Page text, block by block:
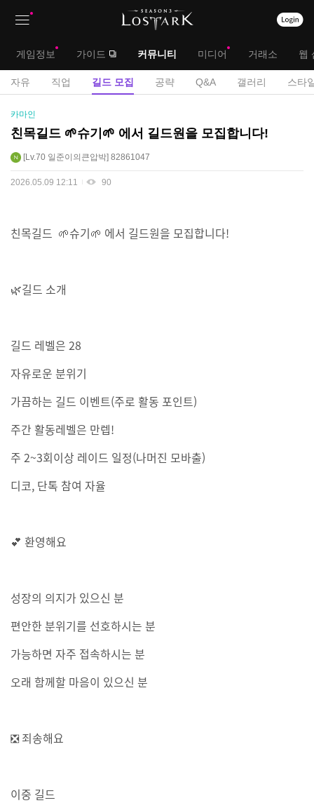
대
메
게임정보 가이드 커뮤니티 미디어 거래소 웹
서
메
자유 직업 길드 모집 공략 Q&A 갤러리 스타
길
드
집
시
카마인
친목길드 🌱슈기🌱 에서 길드원을 모집합니다!
Lv.70 일준이의큰압박 82861047
2026.05.09 12:11 90
친목길드 🌱슈기🌱 에서 길드원을 모집합니다!
🌿길드 소개
길드 레벨은 28
자유로운 분위기
가끔하는 길드 이벤트(주로 활동 포인트)
주간 활동레벨은 만렙!
주 2~3회이상 레이드 일정(나머진 모바출)
디코, 단톡 참여 자율
💕 환영해요
성장의 의지가 있으신 분
편안한 분위기를 선호하시는 분
가능하면 자주 접속하시는 분
오래 함께할 마음이 있으신 분
❎ 죄송해요
이중 길드